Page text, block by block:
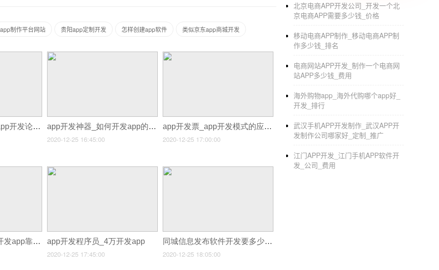
5.小程序LOGO，小程序名字和小程序介绍。
名，这意味着需要准备服务器和注册域名(需
内，早2小时内可以通过。
较后，小程序出版了它。通过后，配置小程
开发，请咨询010-
53675951
本文仅代表作者个人观点，并非SEO研究会
解更多关于资讯的信息
app制作平台网站 贵阳app定制开发 怎样创建app软件 类似京东app商城开发
app开发社区_关于app开发论坛 app开发神器_如何开发app的软件
2020-12-25 16:45:00
app开发票_app开发模式的应用
2020-12-25 17:00:00
app开发种类_个人开发app靠什么盈利 app开发程序员_4万开发app
2020-12-25 17:45:00
同城信息发布软件开发要多少钱
2020-12-25 18:05:00
北京电商APP开发公司_开发一个北
京电商APP需要多少钱_价格
移动电商APP制作_移动电商APP制
作多少钱_排名
电商网站APP开发_制作一个电商网
站APP多少钱_费用
海外购物app_海外代购哪个app好_
开发_排行
武汉手机APP开发制作_武汉APP开
发制作公司哪家好_定制_推广
江门APP开发_江门手机APP软件开
发_公司_费用